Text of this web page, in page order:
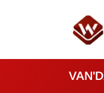
ASAYİŞ
Van Nöbetçi
Van Hava